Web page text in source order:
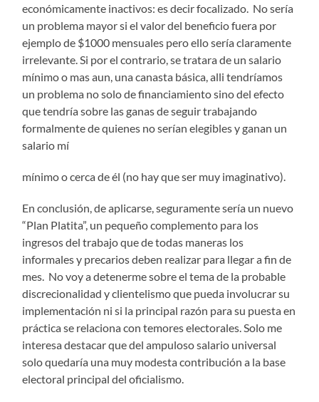
económicamente inactivos: es decir focalizado. No sería
un problema mayor si el valor del beneficio fuera por
ejemplo de $1000 mensuales pero ello sería claramente
irrelevante. Si por el contrario, se tratara de un salario
mínimo o mas aun, una canasta básica, alli tendríamos
un problema no solo de financiamiento sino del efecto
que tendría sobre las ganas de seguir trabajando
formalmente de quienes no serían elegibles y ganan un
salario mí
mínimo o cerca de él (no hay que ser muy imaginativo).
En conclusión, de aplicarse, seguramente sería un nuevo
“Plan Platita”, un pequeño complemento para los
ingresos del trabajo que de todas maneras los
informales y precarios deben realizar para llegar a fin de
mes. No voy a detenerme sobre el tema de la probable
discrecionalidad y clientelismo que pueda involucrar su
implementación ni si la principal razón para su puesta en
práctica se relaciona con temores electorales. Solo me
interesa destacar que del ampuloso salario universal
solo quedaría una muy modesta contribución a la base
electoral principal del oficialismo.